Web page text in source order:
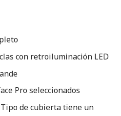
con retroiluminación LED
Pro seleccionados
de cubierta tiene un